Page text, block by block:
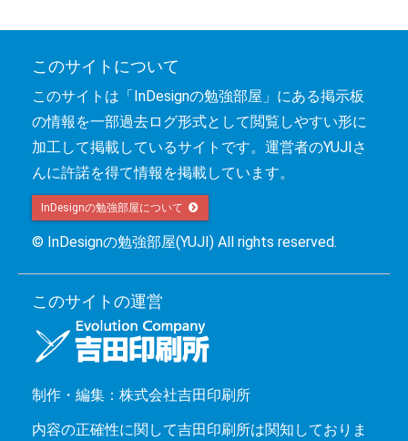
このサイトについて
このサイトは「InDesignの勉強部屋」にある掲示板
の情報を一部過去ログ形式として閲覧しやすい形に
加工して掲載しているサイトです。運営者のYUJIさ
んに許諾を得て情報を掲載しています。
InDesignの勉強部屋について
© InDesignの勉強部屋(YUJI) All rights reserved.
このサイトの運営
制作・編集：株式会社吉田印刷所
内容の正確性に関して吉田印刷所は関知しておりま